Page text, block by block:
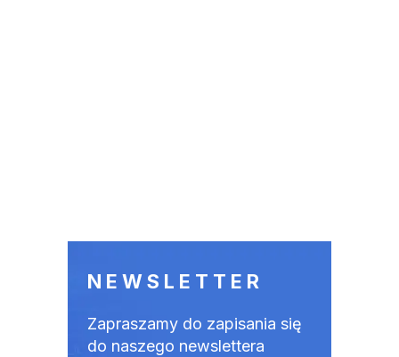
NEWSLETTER
Zapraszamy do zapisania się
do naszego newslettera